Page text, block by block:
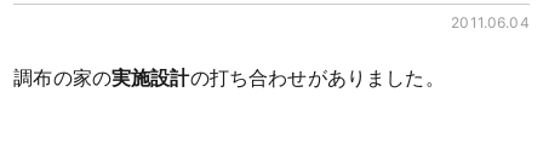
2011.06.04
調布の家の実施設計の打ち合わせがありました。